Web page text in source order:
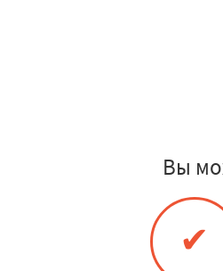
Вы
✔